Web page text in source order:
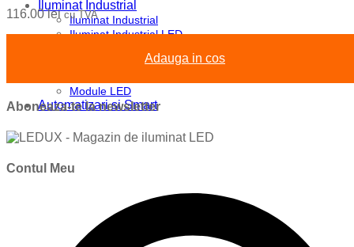
Iluminat Industrial
Iluminat Industrial
Iluminat Industrial LED
Module LED
Automatizari si Smart
116.00lei cu TVA
Adauga in cos
Aboneaza-te la newsletter
Contul Meu